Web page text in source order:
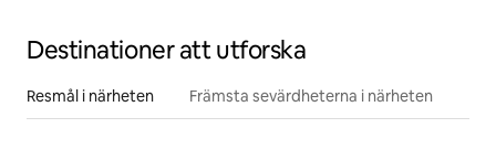
Destinationer att utforska
Resmål i närheten Främsta sevärdheterna i närheten